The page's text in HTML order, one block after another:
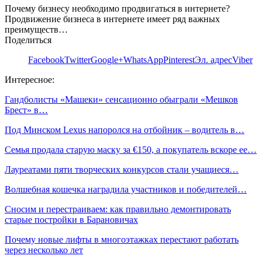
Почему бизнесу необходимо продвигаться в интернете?
Продвижение бизнеса в интернете имеет ряд важных
преимуществ…
Поделиться
FacebookTwitterGoogle+WhatsAppPinterestЭл. адресViber
Интересное:
Гандболисты «Машеки» сенсационно обыграли «Мешков
Брест» в…
Под Минском Lexus напоролся на отбойник – водитель в…
Семья продала старую маску за €150, а покупатель вскоре ее…
Лауреатами пяти творческих конкурсов стали учащиеся…
Волшебная кошечка наградила участников и победителей…
Сносим и перестраиваем: как правильно демонтировать
старые постройки в Барановичах
Почему новые лифты в многоэтажках перестают работать
через несколько лет